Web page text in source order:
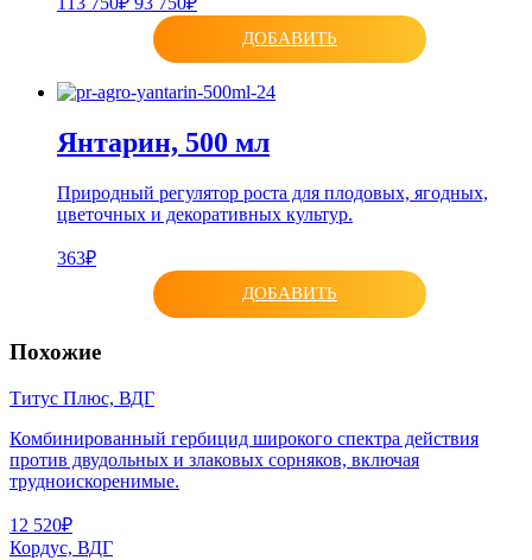
ДОБАВИТЬ
Янтарин, 500 мл
Природный регулятор роста для плодовых, ягодных,
цветочных и декоративных культур.
363₽
ДОБАВИТЬ
Похожие
Титус Плюс, ВДГ
Комбинированный гербицид широкого спектра действия
против двудольных и злаковых сорняков, включая
трудноискоренимые.
12 520₽
Кордус, ВДГ